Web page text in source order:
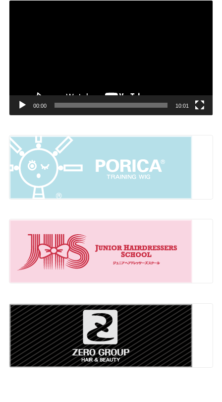
00:00 10:01